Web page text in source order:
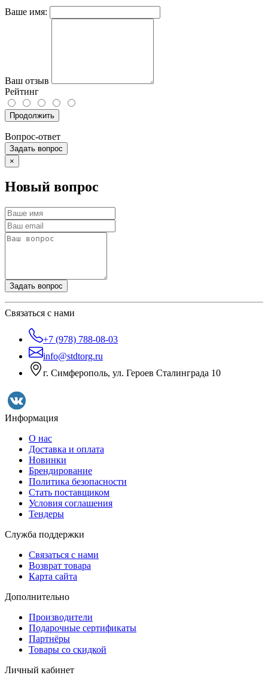
Ваше имя:
Ваш отзыв
Рейтинг
Продолжить
Вопрос-ответ
Задать вопрос
×
Новый вопрос
Задать вопрос
Связаться с нами
+7 (978) 788-08-03
info@stdtorg.ru
г. Симферополь, ул. Героев Сталинграда 10
Информация
О нас
Доставка и оплата
Новинки
Брендирование
Политика безопасности
Стать поставщиком
Условия соглашения
Тендеры
Служба поддержки
Связаться с нами
Возврат товара
Карта сайта
Дополнительно
Производители
Подарочные сертификаты
Партнёры
Товары со скидкой
Личный кабинет